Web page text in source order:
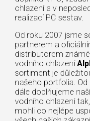
chlazení a v
realizací PC sestav.
Od roku 2007 jsme
partnerem a
distributorem
vodního chlazení
sortiment je
našeho portfolia. Od
dále doplňujeme
vodního chlazení
mohli co nejlépe